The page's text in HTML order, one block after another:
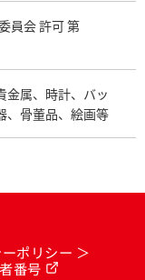
員会 許可 第
金属、時計、バッ
、骨董品、絵画等
ポリシー
番号